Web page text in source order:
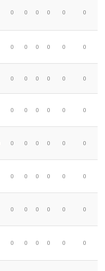
0 0 0 0 0 0
0 0 0 0 0 0
0 0 0 0 0 0
0 0 0 0 0 0
0 0 0 0 0 0
0 0 0 0 0 0
0 0 0 0 0 0
0 0 0 0 0 0